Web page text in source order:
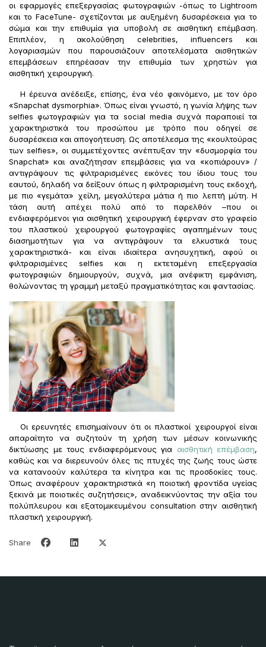
οι εφαρμογές επεξεργασίας φωτογραφιών -όπως το Lightroom
και το FaceTune- σχετίζονται με αυξημένη δυσαρέσκεια για το
σώμα και την επιθυμία για υποβολή σε αισθητική επέμβαση.
Επιπλέον, η ακολούθηση celebrities, influencers και
λογαριασμών που παρουσιάζουν αποτελέσματα αισθητικών
επεμβάσεων επηρέασαν την επιθυμία των χρηστών για
αισθητική χειρουργική.
Η έρευνα ανέδειξε, επίσης, ένα νέο φαινόμενο, με τον όρο
«Snapchat dysmorphia». Όπως είναι γνωστό, η γωνία λήψης των
selfies φωτογραφιών για τα social media συχνά παραποιεί τα
χαρακτηριστικά του προσώπου με τρόπο που οδηγεί σε
δυσαρέσκεια και απογοήτευση. Ως αποτέλεσμα της «κουλτούρας
των selfies», οι συμμετέχοντες ανέπτυξαν την «δυσμορφία του
Snapchat» και αναζήτησαν επεμβάσεις για να «κοπιάρουν» /
αντιγράψουν τις φιλτραρισμένες εικόνες του ίδιου τους του
εαυτού, δηλαδή να δείξουν όπως η φιλτραρισμένη τους εκδοχή,
με πιο «γεμάτα» χείλη, μεγαλύτερα μάτια ή πιο λεπτή μύτη. Η
τάση αυτή απέχει πολύ από το παρελθόν –που οι
ενδιαφερόμενοι για αισθητική χειρουργική έφερναν στο γραφείο
του πλαστικού χειρουργού φωτογραφίες αγαπημένων τους
διασημοτήτων για να αντιγράψουν τα ελκυστικά τους
χαρακτηριστικά- και είναι ιδιαίτερα ανησυχητική, αφού οι
φιλτραρισμένες selfies και η εκτεταμένη επεξεργασία
φωτογραφιών δημιουργούν, συχνά, μια ανέφικτη εμφάνιση,
θολώνοντας τη γραμμή μεταξύ πραγματικότητας και φαντασίας.
Οι ερευνητές επισημαίνουν ότι οι πλαστικοί χειρουργοί είναι
απαραίτητο να συζητούν τη χρήση των μέσων κοινωνικής
δικτύωσης με τους ενδιαφερόμενους για αισθητική επέμβαση,
καθώς και να διερευνούν όλες τις πτυχές της ζωής τους ώστε
να κατανοούν καλύτερα τα κίνητρα και τις προσδοκίες τους.
Όπως αναφέρουν χαρακτηριστικά «η ποιοτική φροντίδα υγείας
ξεκινά με ποιοτικές συζητήσεις», αναδεικνύοντας την αξία του
πολύπλευρου και εξατομικευμένου consultation στην αισθητική
πλαστική χειρουργική.
Share